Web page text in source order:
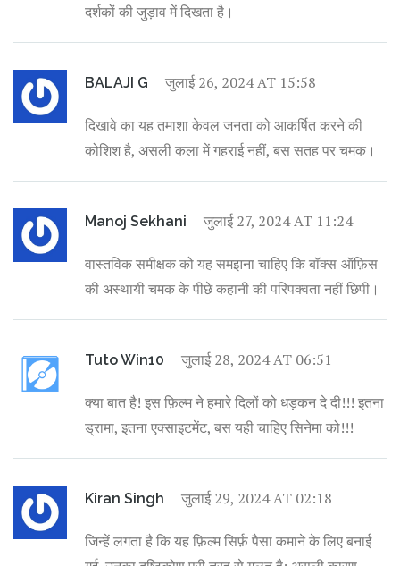
दर्शकों की जुड़ाव में दिखता है।
BALAJI G जुलाई 26, 2024 AT 15:58
दिखावे का यह तमाशा केवल जनता को आकर्षित करने की
कोशिश है, असली कला में गहराई नहीं, बस सतह पर चमक।
Manoj Sekhani जुलाई 27, 2024 AT 11:24
वास्तविक समीक्षक को यह समझना चाहिए कि बॉक्स‑ऑफ़िस
की अस्थायी चमक के पीछे कहानी की परिपक्वता नहीं छिपी।
Tuto Win10 जुलाई 28, 2024 AT 06:51
क्या बात है! इस फ़िल्म ने हमारे दिलों को धड़कन दे दी!!! इतना
ड्रामा, इतना एक्साइटमेंट, बस यही चाहिए सिनेमा को!!!
Kiran Singh जुलाई 29, 2024 AT 02:18
जिन्हें लगता है कि यह फ़िल्म सिर्फ़ पैसा कमाने के लिए बनाई